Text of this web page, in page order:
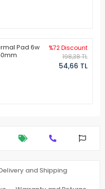
Pad 6w
%72 Discount
198,38 TL
54,66 TL
and Shipping